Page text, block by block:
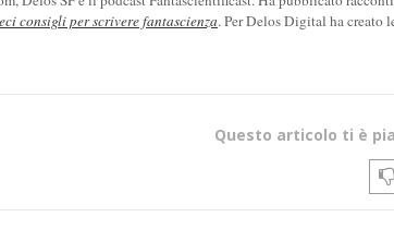
consigli per scrivere fantascienza. Per Delos Digital ha creato
Questo articolo ti è